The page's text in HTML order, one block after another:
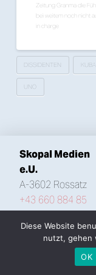
Zeitung Granma die
bei weitem noch nicht
in charge
DISSIDENTEN KUBA
UNO
Skopal Medien
e.U.
A-3602 Rossatz
+43 660 884 85
86
office@skopal.cc
Diese Website
nutzt, gehen
OK